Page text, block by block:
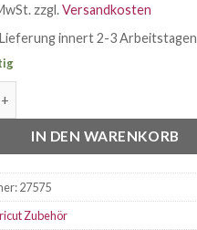
zzgl.Versandkosten
Lieferung innert 2-3 Arbeitstagen
IN DEN WARENKORB
27575
Zubehör